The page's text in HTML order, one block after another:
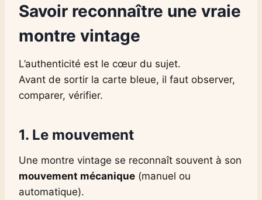
Savoir reconnaître une vraie
montre vintage
L’authenticité est le cœur du sujet.
Avant de sortir la carte bleue, il faut observer,
comparer, vérifier.
1. Le mouvement
Une montre vintage se reconnaît souvent à son
mouvement mécanique (manuel ou
automatique).